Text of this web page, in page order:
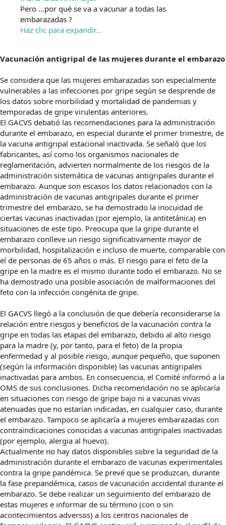
Pero ...por qué se va a vacunar a todas las
embarazadas ?
Haz clic para expandir...
Vacunación antigripal de las mujeres durante el embarazo
Se considera que las mujeres embarazadas son especialmente
vulnerables a las infecciones por gripe según se desprende de
los datos sobre morbilidad y mortalidad de pandemias y
temporadas de gripe virulentas anteriores.
El GACVS debatió las recomendaciones para la administración
durante el embarazo, en especial durante el primer trimestre, de
la vacuna antigripal estacional inactivada. Se señaló que los
fabricantes, así como los organismos nacionales de
reglamentación, advierten normalmente de los riesgos de la
administración sistemática de vacunas antigripales durante el
embarazo. Aunque son escasos los datos relacionados con la
administración de vacunas antigripales durante el primer
trimestre del embarazo, se ha demostrado la inocuidad de
ciertas vacunas inactivadas (por ejemplo, la antitetánica) en
situaciones de este tipo. Preocupa que la gripe durante el
embarazo conlleve un riesgo significativamente mayor de
morbilidad, hospitalización e incluso de muerte, comparable con
el de personas de 65 años o más. El riesgo para el feto de la
gripe en la madre es el mismo durante todo el embarazo. No se
ha demostrado una posible asociación de malformaciones del
feto con la infección congénita de gripe.
El GACVS llegó a la conclusión de que debería reconsiderarse la
relación entre riesgos y beneficios de la vacunación contra la
gripe en todas las etapas del embarazo, debido al alto riesgo
para la madre (y, por tanto, para el feto) de la propia
enfermedad y al posible riesgo, aunque pequeño, que suponen
(según la información disponible) las vacunas antigripales
inactivadas para ambos. En consecuencia, el Comité informó a la
OMS de sus conclusiones. Dicha recomendación no se aplicaría
en situaciones con riesgo de gripe bajo ni a vacunas vivas
atenuadas que no estarían indicadas, en cualquier caso, durante
el embarazo. Tampoco se aplicaría a mujeres embarazadas con
contraindicaciones conocidas a vacunas antigripales inactivadas
(por ejemplo, alergia al huevo).
Actualmente no hay datos disponibles sobre la seguridad de la
administración durante el embarazo de vacunas experimentales
contra la gripe pandémica. Se prevé que se produzcan, durante
la fase prepandémica, casos de vacunación accidental durante el
embarazo. Se debe realizar un seguimiento del embarazo de
estas mujeres e informar de su término (con o sin
acontecimientos adversos) a los centros nacionales de